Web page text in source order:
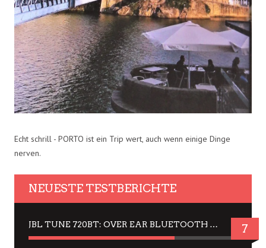
Echt schrill - PORTO ist ein Trip wert, auch wenn einige Dinge
nerven.
NEUESTE TESTBERICHTE
JBL TUNE 720BT: OVER EAR BLUETOOTH KOPFHÖRER UM DIE 50,-€ IM DAUER-TEST 7